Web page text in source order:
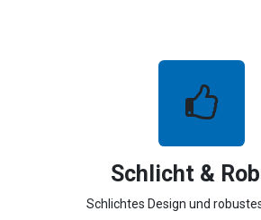
Schlicht &
Schlichtes Design und